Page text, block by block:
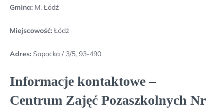
Gmina: M. Łódź
Miejscowość: Łódź
Adres: Sopocka / 3/5, 93-490
Informacje kontaktowe –
Centrum Zajęć Pozaszkolnych Nr